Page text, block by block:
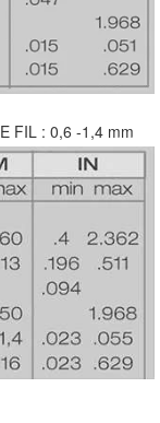
FIL : 0,6 -1,4 mm